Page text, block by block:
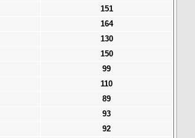
151
164
130
150
99
110
89
93
92